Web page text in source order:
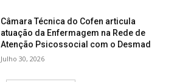
Câmara Técnica do Cofen articula
atuação da Enfermagem na Rede de
Atenção Psicossocial com o Desmad
Julho 30, 2026